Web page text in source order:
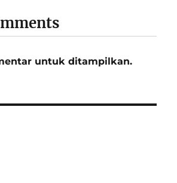
untuk ditampilkan.